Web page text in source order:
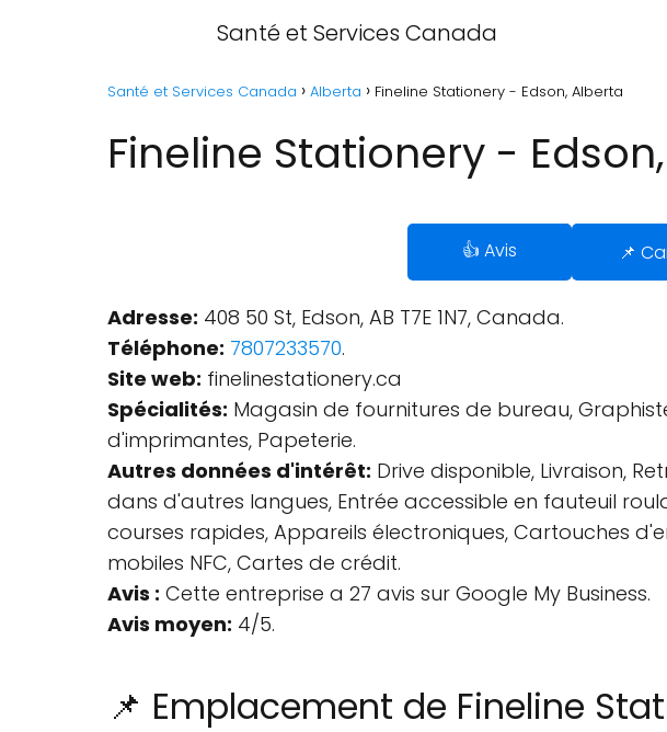
Santé et Services Canada
Santé et Services Canada Alberta Fineline Stationery - Edson, Alberta
Fineline Stationery -
👍 Avis 📌
Adresse: 408 50 St, Edson, AB T7E 1N7, Canada.
Téléphone: 7807233570.
Site web: finelinestationery.ca
Spécialités: Magasin de fournitures de bureau,
d'imprimantes, Papeterie.
Autres données d'intérêt: Drive disponible, Livraison,
dans d'autres langues, Entrée accessible en fauteuil
courses rapides, Appareils électroniques, Cartouches
mobiles NFC, Cartes de crédit.
Avis : Cette entreprise a 27 avis sur Google My Business.
Avis moyen: 4/5.
📌 Emplacement de Fineline